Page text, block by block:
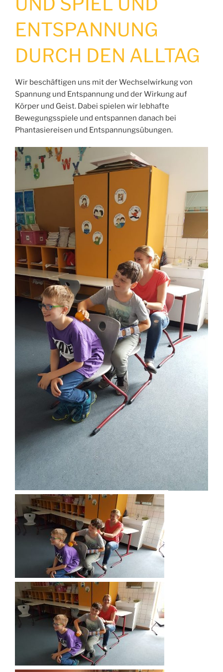
NTSPANNUNG D
URCH DEN ALLTAG
Wir beschäftigen uns mit der Wechselwirkung von
Spannung und Entspannung und der Wirkung auf
Körper und Geist. Dabei spielen wir lebhafte
Bewegungsspiele und entspannen danach bei
Phantasiereisen und Entspannungsübungen.